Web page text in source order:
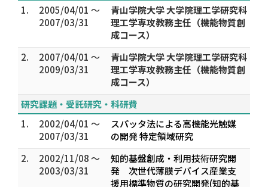
1.
2005/04/01 ～
2007/03/31
青山学院大学 大学院理工学研究科
理工学専攻教務主任（機能物質創
成コース）
2.
2007/04/01 ～
2009/03/31
青山学院大学 大学院理工学研究科
理工学専攻教務主任（機能物質創
成コース）
研究課題・受託研究・科研費
1.
2002/04/01 ～
2007/03/31
スパッタ法による高機能光触媒
の開発 特定領域研究
2.
2002/11/08 ～
2003/03/31
知的基盤創成・利用技術研究開
発 次世代薄膜デバイス産業支
援用標準物質の研究開発(知的基